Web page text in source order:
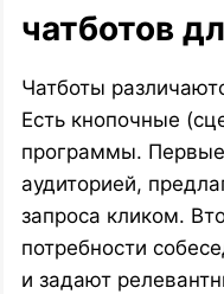
чатботов
Чатботы
Есть кнопочные
программы.
аудиторией,
запроса кликом.
потребности
и задают